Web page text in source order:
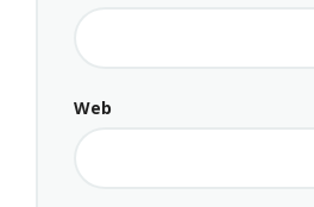
Web